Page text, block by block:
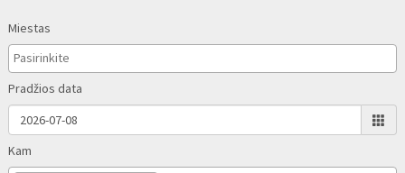
Miestas
Pradžios data
Kam